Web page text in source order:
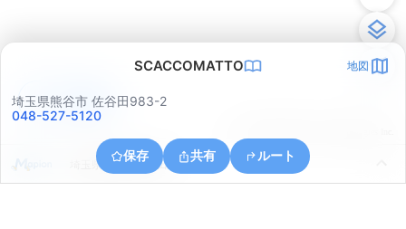
SCACCOMATTO 地図
埼玉県熊谷市 佐谷田983-2
048-527-5120
保存 共有 ルート
埼玉県熊谷市佐谷田
アプリで見る